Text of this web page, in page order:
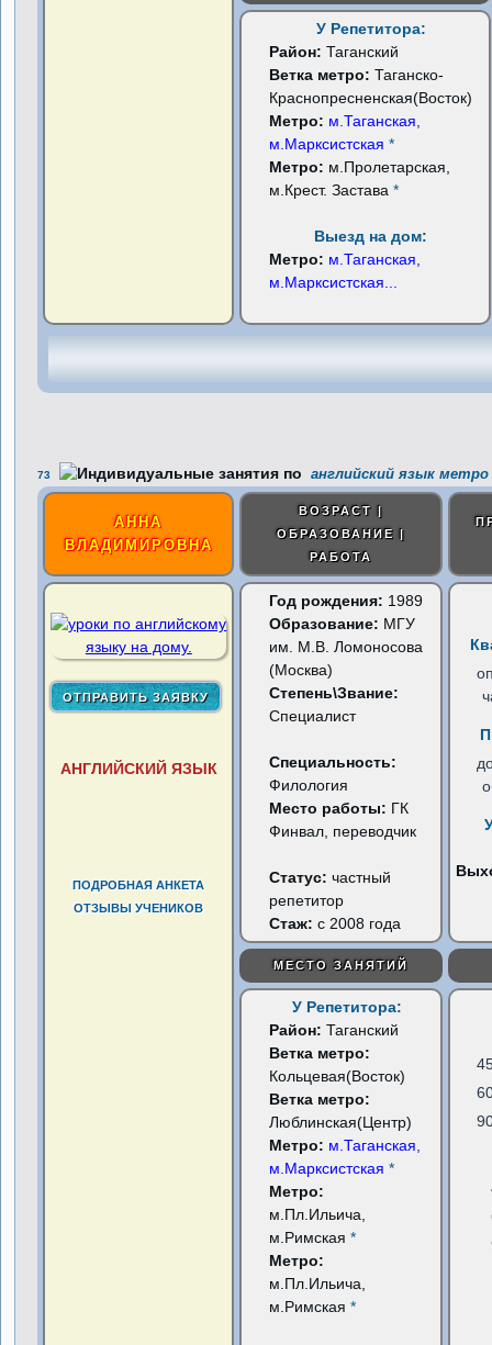
У Репетитора:
Район:Таганский
Ветка метро:Таганско-
Краснопресненская(Восток)
Метро: м.Таганская,
м.Марксистская *
Метро: м.Пролетарская,
м.Крест. Застава*
Выезд на дом:
Метро: м.Таганская,
м.Марксистская
73 английский язык
АННА
ВЛАДИМИРОВНА
ВОЗРАСТ |
ОБРАЗОВАНИЕ |
РАБОТА
АНГЛИЙСКИЙ ЯЗЫК
ПОДРОБНАЯ АНКЕТА
ОТЗЫВЫ УЧЕНИКОВ
Год рождения: 1989
Образование: МГУ
им. М.В. Ломоносова
(Москва)
Степень\Звание:
Специалист
Специальность:
Филология
Место работы: ГК
Финвал, переводчик
Статус:частный
репетитор
Стаж: с 2008 года
МЕСТО ЗАНЯТИЙ
У Репетитора:
Район:Таганский
Ветка метро:
Кольцевая(Восток)
Ветка метро:
Люблинская(Центр)
Метро: м.Таганская,
м.Марксистская *
Метро:
м.Пл.Ильича,
м.Римская*
Метро:
м.Пл.Ильича,
м.Римская*